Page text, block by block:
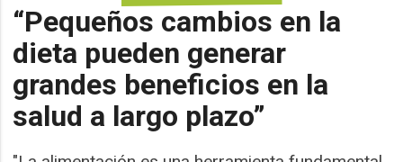
“Pequeños cambios en la
dieta pueden generar
grandes beneficios en la
salud a largo plazo”